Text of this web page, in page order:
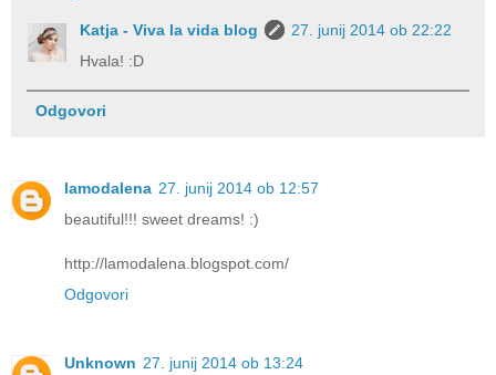
Katja - Viva la vida blog
27. junij 2014 ob 22:22
Hvala! :D
Odgovori
lamodalena 27. junij 2014 ob 12:57
beautiful!!! sweet dreams! :)
http://lamodalena.blogspot.com/
Odgovori
Unknown 27. junij 2014 ob 13:24